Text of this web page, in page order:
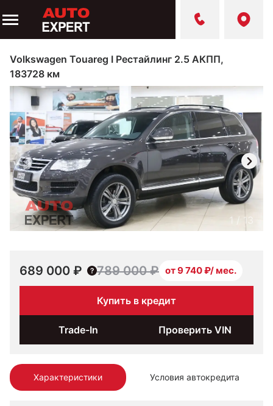
Volkswagen Touareg I Рестайлинг 2.5 АКПП,
183728 км
Характеристики Условия автокредита
1 / 13
689 000 ₽ 789 000 ₽ от 9 740 ₽/ мес.
Купить в кредит
Trade-In Проверить VIN